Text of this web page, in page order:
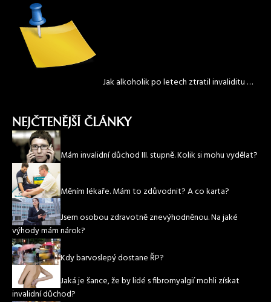
Jak alkoholik po letech ztratil invaliditu …
NEJČTENĚJŠÍ ČLÁNKY
Mám invalidní důchod III. stupně. Kolik si mohu vydělat?
Měním lékaře. Mám to zdůvodnit? A co karta?
Jsem osobou zdravotně znevýhodněnou. Na jaké
výhody mám nárok?
Kdy barvoslepý dostane ŘP?
Jaká je šance, že by lidé s fibromyalgií mohli získat
invalidní důchod?